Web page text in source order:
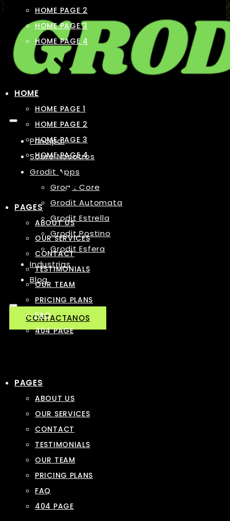
Principal
Sobre Nosotros
Grodit Apps
Grodit Core
Grodit Automata
Grodit Estrella
Grodit Postino
Grodit Esfera
Industrias
Blog
CONTACTANOS
HOME PAGE 2
HOME PAGE 3
HOME PAGE 4
HOME
HOME PAGE 1
HOME PAGE 2
HOME PAGE 3
HOME PAGE 4
PAGES
ABOUT US
OUR SERVICES
CONTACT
TESTIMONIALS
OUR TEAM
PRICING PLANS
FAQ
404 PAGE
PAGES
ABOUT US
OUR SERVICES
CONTACT
TESTIMONIALS
OUR TEAM
PRICING PLANS
FAQ
404 PAGE